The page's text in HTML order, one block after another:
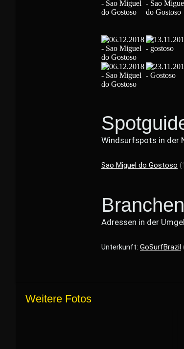
Windsurfspots in der
Sao Miguel do Gostoso
Adressen in der
Unterkunft: GoSurfBrazil
Weitere Fotos